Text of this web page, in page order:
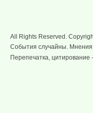
All Rights Reserved.
События случайны.
Перепечатка, цитирование